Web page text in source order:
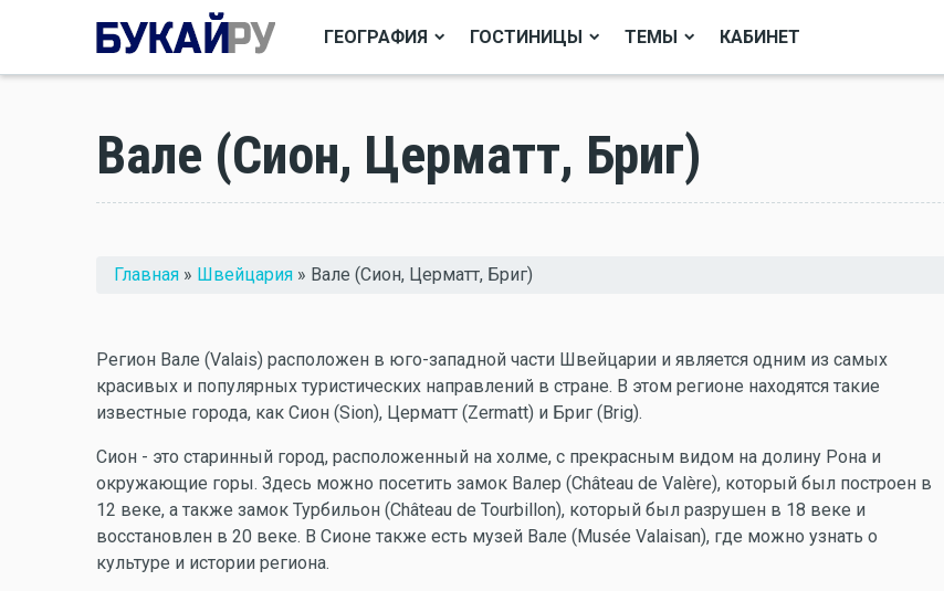
ГЕОГРАФИЯ ГОСТИНИЦЫ ТЕМЫ КАБИНЕТ
Вале (Сион, Церматт, Бриг)
Вы здесь
Главная » Швейцария » Вале (Сион, Церматт, Бриг)
Регион Вале (Valais) расположен в юго-западной части Швейцарии и является одним из самых
красивых и популярных туристических направлений в стране. В этом регионе находятся такие
известные города, как Сион (Sion), Церматт (Zermatt) и Бриг (Brig).
Сион - это старинный город, расположенный на холме, с прекрасным видом на долину Рона и
окружающие горы. Здесь можно посетить замок Валер (Château de Valère), который был построен в
12 веке, а также замок Турбильон (Château de Tourbillon), который был разрушен в 18 веке и
восстановлен в 20 веке. В Сионе также есть музей Вале (Musée Valaisan), где можно узнать о
культуре и истории региона.